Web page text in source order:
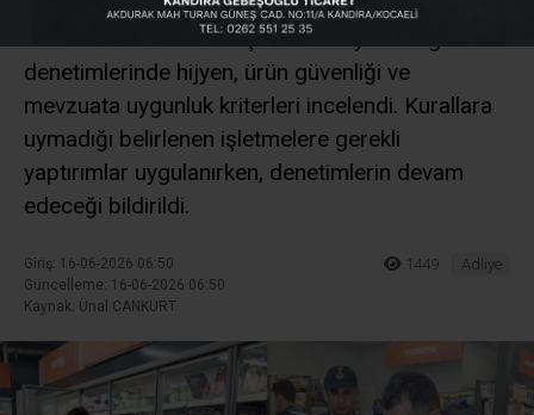
Kandıra sahillerindeki işletmelere yönelik gıda
denetimlerinde hijyen, ürün güvenliği ve
mevzuata uygunluk kriterleri incelendi. Kurallara
uymadığı belirlenen işletmelere gerekli
yaptırımlar uygulanırken, denetimlerin devam
edeceği bildirildi.
Giriş: 16-06-2026 06:50
Güncelleme: 16-06-2026 06:50
Kaynak: Ünal CANKURT
1449 Adliye